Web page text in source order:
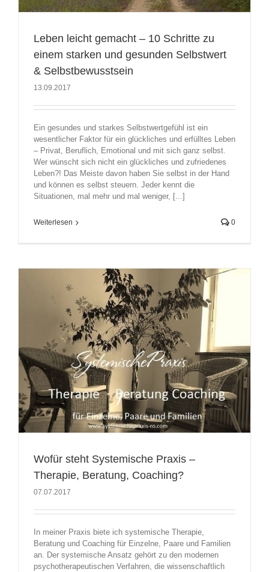
Leben leicht gemacht – 10 Schritte zu
einem starken und gesunden Selbstwert
& Selbstbewusstsein
13.09.2017
Ein gesundes und starkes Selbstwertgefühl ist ein
wesentlicher Faktor für ein glückliches und erfülltes Leben
– Privat, Beruflich, Emotional und mit sich ganz selbst.
Wer wünscht sich nicht ein glückliches und zufriedenes
Leben?! Das Meiste davon haben Sie selbst in der Hand
und können es selbst steuern. Jeder kennt die
Situationen, mal mehr und mal weniger, [...]
Weiterlesen 0
Wofür steht Systemische Praxis –
Therapie, Beratung, Coaching?
07.07.2017
In meiner Praxis biete ich systemische Therapie,
Beratung und Coaching für Einzelne, Paare und Familien
an. Der systemische Ansatz gehört zu den modernen
psychotherapeutischen Verfahren, die wissenschaftlich